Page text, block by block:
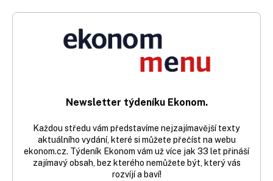
Newsletter týdeníku Ekonom.
Každou středu vám představíme nejzajímavější texty
aktuálního vydání, které si můžete přečíst na webu
ekonom.cz. Týdeník Ekonom vám už více jak 33 let přináší
zajímavý obsah, bez kterého nemůžete být, který vás
rozvíjí a baví!